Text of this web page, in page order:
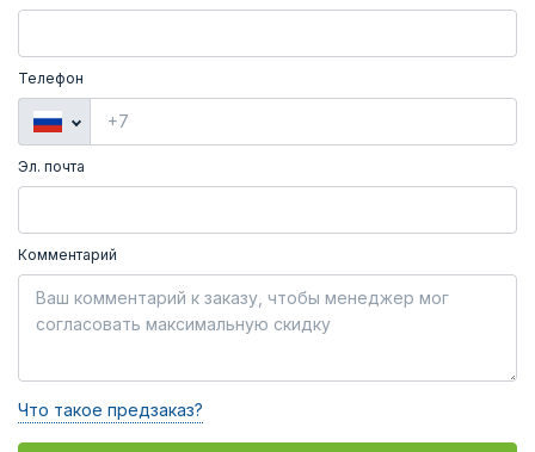
Телефон
Эл. почта
Комментарий
Что такое предзаказ?